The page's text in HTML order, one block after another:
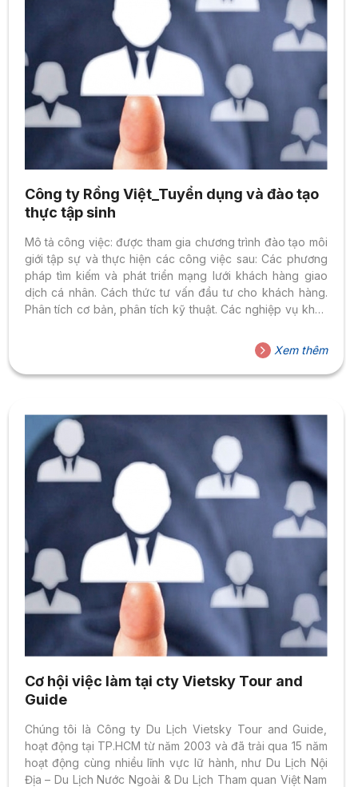
Công ty Rồng Việt_Tuyển dụng và đào tạo
thực tập sinh
Mô tả công việc: được tham gia chương trình đào tạo môi
giới tập sự và thực hiện các công việc sau: Các phương
pháp tìm kiếm và phát triển mạng lưới khách hàng giao
dịch cá nhân. Cách thức tư vấn đầu tư cho khách hàng.
Phân tích cơ bản, phân tích kỹ thuật. Các nghiệp vụ khác
năm cuối khối ngành Kinh tế Yêu thích công việc môi giới
chứng khoán Ngoại hình chuyên nghiệp Kỹ năng giao
tiếp tốt Thời gian tiếp nhận hồ sơ: đến...
Xem thêm
Cơ hội việc làm tại cty Vietsky Tour and
Guide
Chúng tôi là Công ty Du Lịch Vietsky Tour and Guide,
hoạt động tại TP.HCM từ năm 2003 và đã trải qua 15 năm
hoạt động cùng nhiều lĩnh vực lữ hành, như Du Lịch Nội
Địa – Du Lịch Nước Ngoài & Du Lịch Tham quan Việt Nam